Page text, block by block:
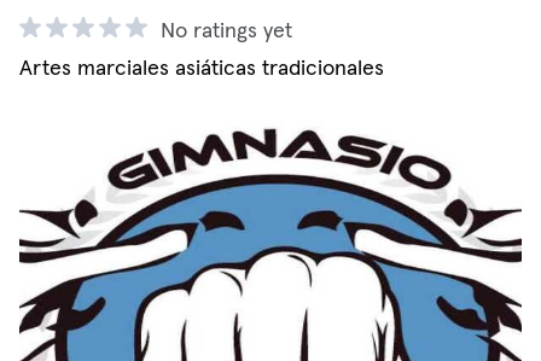
No ratings yet
Artes marciales asiáticas tradicionales